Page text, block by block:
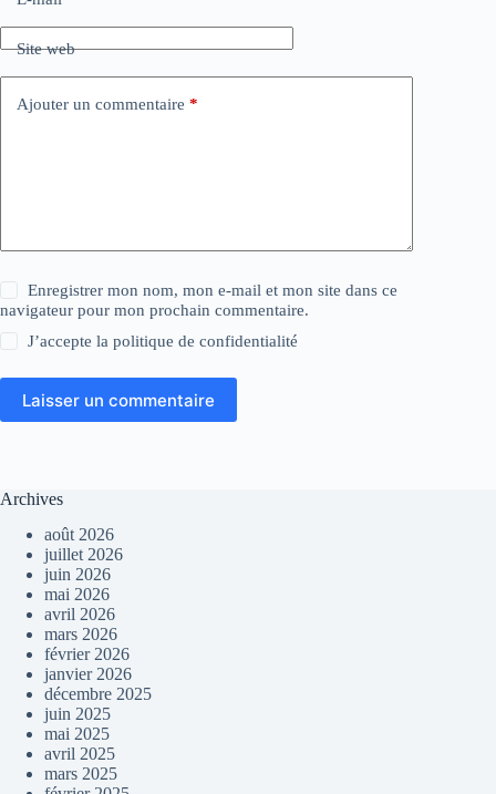
Site web
Ajouter un commentaire *
Enregistrer mon nom, mon e-mail et mon site dans ce
navigateur pour mon prochain commentaire.
J’accepte lapolitique de confidentialité
Laisser un commentaire
Archives
août 2026
juillet 2026
juin 2026
mai 2026
avril 2026
mars 2026
février 2026
janvier 2026
décembre 2025
juin 2025
mai 2025
avril 2025
mars 2025